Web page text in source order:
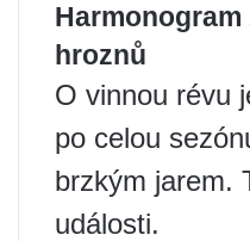
hroznů
O vinnou révu
po celou
brzkým jarem.
události.